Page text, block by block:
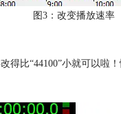
图3：改变播放速率
得比“44100”小就可以啦